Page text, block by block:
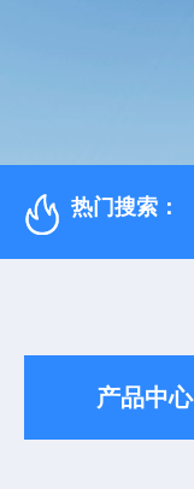
热门搜索：
产品中心